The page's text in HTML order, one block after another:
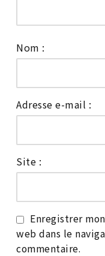
Nom :
Adresse e-mail :
Site :
Enregistrer
web dans le
commentaire.